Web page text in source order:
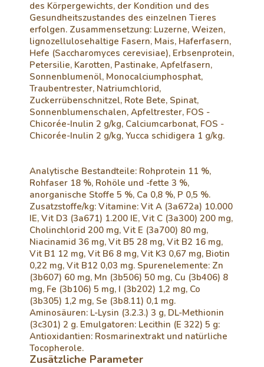
des Körpergewichts, der Kondition und des
Gesundheitszustandes des einzelnen Tieres
erfolgen. Zusammensetzung: Luzerne, Weizen,
lignozellulosehaltige Fasern, Mais, Haferfasern,
Hefe (Saccharomyces cerevisiae), Erbsenprotein,
Petersilie, Karotten, Pastinake, Apfelfasern,
Sonnenblumenöl, Monocalciumphosphat,
Traubentrester, Natriumchlorid,
Zuckerrübenschnitzel, Rote Bete, Spinat,
Sonnenblumenschalen, Apfeltrester, FOS -
Chicorée-Inulin 2 g/kg, Calciumcarbonat, FOS -
Chicorée-Inulin 2 g/kg, Yucca schidigera 1 g/kg.
Analytische Bestandteile: Rohprotein 11 %,
Rohfaser 18 %, Rohöle und -fette 3 %,
anorganische Stoffe 5 %, Ca 0,8 %, P 0,5 %.
Zusatzstoffe/kg: Vitamine: Vit A (3a672a) 10.000
IE, Vit D3 (3a671) 1.200 IE, Vit C (3a300) 200 mg,
Cholinchlorid 200 mg, Vit E (3a700) 80 mg,
Niacinamid 36 mg, Vit B5 28 mg, Vit B2 16 mg,
Vit B1 12 mg, Vit B6 8 mg, Vit K3 0,67 mg, Biotin
0,22 mg, Vit B12 0,03 mg. Spurenelemente: Zn
(3b607) 60 mg, Mn (3b506) 50 mg, Cu (3b406) 8
mg, Fe (3b106) 5 mg, I (3b202) 1,2 mg, Co
(3b305) 1,2 mg, Se (3b8.11) 0,1 mg.
Aminosäuren: L-Lysin (3.2.3.) 3 g, DL-Methionin
(3c301) 2 g. Emulgatoren: Lecithin (E 322) 5 g:
Antioxidantien: Rosmarinextrakt und natürliche
Tocopherole.
Zusätzliche Parameter